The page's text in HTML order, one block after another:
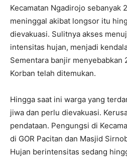
Kecamatan Ngadirojo sebanyak
meninggal akibat longsor itu
dievakuasi. Sulitnya akses
intensitas hujan, menjadi
Sementara banjir menyebabkan
Korban telah ditemukan.
Hingga saat ini warga yang
jiwa dan perlu dievakuasi.
pendataan. Pengungsi di
di GOR Pacitan dan Masjid
Hujan berintensitas sedang